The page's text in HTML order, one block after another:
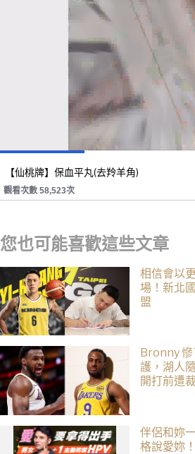
【仙桃牌】保血平丸(去羚羊角)
觀看次數 58,523次
您也可能喜歡這些文章
相信會以
場！新北
盟
Bronny
護，湖人
開打前遭
伴侶和妳
格說愛妳！